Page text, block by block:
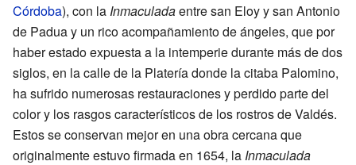
Córdoba), con la Inmaculadaentre san Eloy y san Antonio
de Padua y un rico acompañamiento de ángeles, que por
haber estado expuesta a la intemperie durante más de dos
siglos, en la calle de la Platería donde la citaba Palomino,
ha sufrido numerosas restauraciones y perdido parte del
color y los rasgos característicos de los rostros de Valdés.
Estos se conservan mejor en una obra cercana que
originalmente estuvo firmada en 1654, la Inmaculada